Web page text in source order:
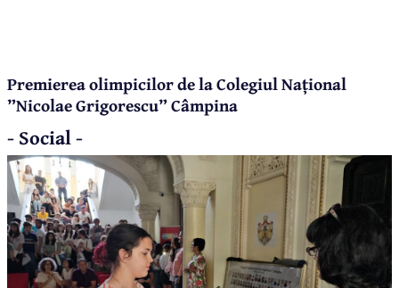
Premierea olimpicilor de la Colegiul Național
”Nicolae Grigorescu” Câmpina
- Social -